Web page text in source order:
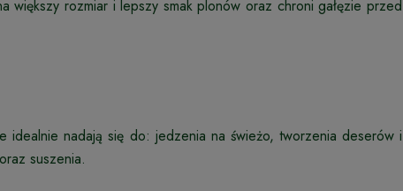
większy rozmiar i lepszy smak plonów oraz chroni gałęzie przed
nadają się do: jedzenia na świeżo, tworzenia deserów i
suszenia.